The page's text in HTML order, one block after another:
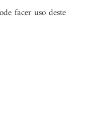
facer uso deste